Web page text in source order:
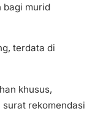
bagi murid
terdata di
khusus,
rekomendasi